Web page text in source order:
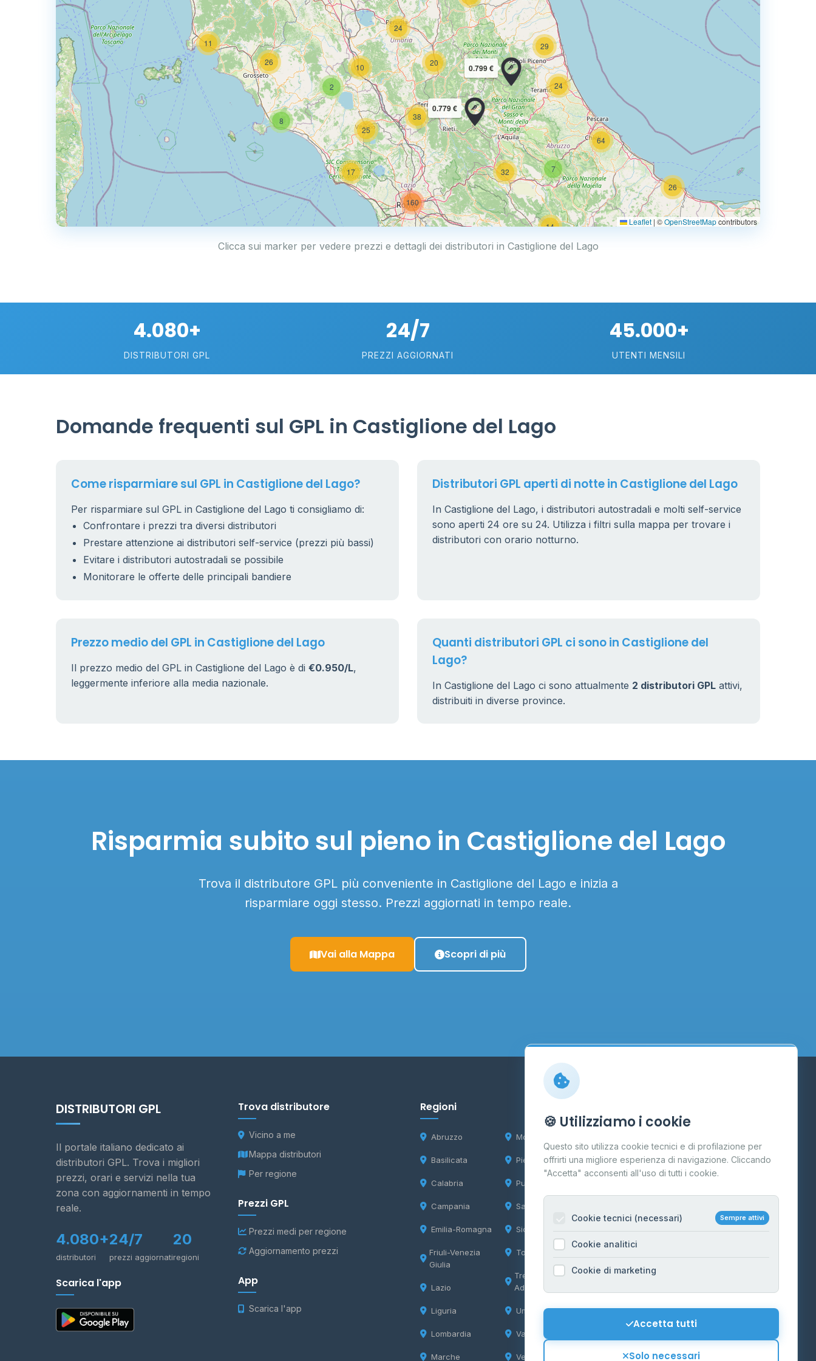
24
20
14
26
160
80
7
32
64
29
2
25
17
38
8
11
10
26
24
0.779 €
0.799 €
Leaflet | ©OpenStreetMapcontributors
Clicca sui marker per vedere prezzi e dettagli dei distributori in Castiglione del Lago
4.080+
DISTRIBUTORI GPL
24/7
PREZZI AGGIORNATI
45.000+
UTENTI MENSILI
Domande frequenti sul GPL in Castiglione del Lago
Come risparmiare sul GPL in Castiglione del Lago?
Per risparmiare sul GPL in Castiglione del Lago ti consigliamo di:
Confrontare i prezzi tra diversi distributori
Prestare attenzione ai distributori self-service (prezzi più bassi)
Evitare i distributori autostradali se possibile
Monitorare le offerte delle principali bandiere
Distributori GPL aperti di notte in Castiglione del Lago
In Castiglione del Lago, i distributori autostradali e molti self-service
sono aperti 24 ore su 24. Utilizza i filtri sulla mappa per trovare i
distributori con orario notturno.
Prezzo medio del GPL in Castiglione del Lago
Il prezzo medio del GPL in Castiglione del Lago è di €0.950/L,
leggermente inferiore alla media nazionale.
Quanti distributori GPL ci sono in Castiglione del
Lago?
In Castiglione del Lago ci sono attualmente 2 distributori GPL attivi,
distribuiti in diverse province.
Risparmia subito sul pieno in Castiglione del Lago
Trova il distributore GPL più conveniente in Castiglione del Lago e inizia a
risparmiare oggi stesso. Prezzi aggiornati in tempo reale.
Vai alla Mappa Scopri di più
DISTRIBUTORI GPL
Il portale italiano dedicato ai
distributori GPL. Trova i migliori
prezzi, orari e servizi nella tua
zona con aggiornamenti in tempo
reale.
4.080+
distributori
24/7
prezzi aggiornati
20
regioni
Scarica l'app
Trova distributore
Vicino a me
Mappa distributori
Per regione
Prezzi GPL
Prezzi medi per regione
Aggiornamento prezzi
App
Scarica l'app
Regioni
Abruzzo
Basilicata
Calabria
Campania
Emilia-Romagna
Friuli-Venezia
Giulia
Lazio
Liguria
Lombardia
Marche
Molise
Piemonte
Puglia
Sardegna
Sicilia
Toscana
Trentino-Alto
Adige
Umbria
Valle d'Aosta
Veneto
Contatti
Per gestori
Informazioni legali
Privacy Policy
Cookie Policy
Mappa del sito
Contattaci
🍪 Utilizziamo i cookie
Questo sito utilizza cookie tecnici e di profilazione per
offrirti una migliore esperienza di navigazione. Cliccando
"Accetta" acconsenti all'uso di tutti i cookie.
Cookie tecnici (necessari) Sempre attivi
Cookie analitici
Cookie di marketing
Accetta tutti
Solo necessari